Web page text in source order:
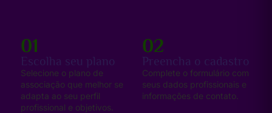
01
Escolha seu plano
Selecione o plano de
associação que melhor se
adapta ao seu perfil
profissional e objetivos.
02
Preencha o cadastro
Complete o formulário com
seus dados profissionais e
informações de contato.